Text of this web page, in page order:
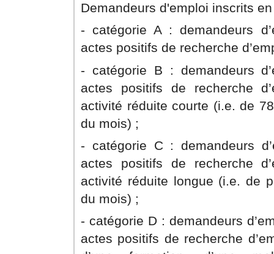
Demandeurs d'emploi inscrits
- catégorie A : demandeurs
actes positifs de recherche
- catégorie B : demandeurs
actes positifs de recherche
activité réduite courte (i.e. de
du mois) ;
- catégorie C : demandeurs
actes positifs de recherche
activité réduite longue (i.e. de
du mois) ;
- catégorie D : demandeurs
actes positifs de recherche